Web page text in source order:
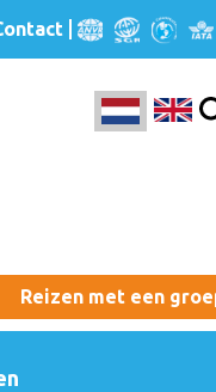
Reizen met een